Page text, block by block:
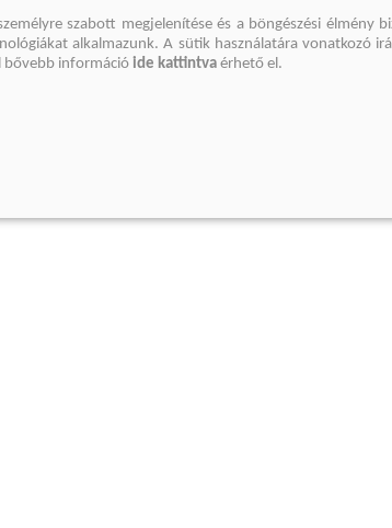
szabott megjelenítése és a böngészési élmény
alkalmazunk. A sütik használatára vonatkozó
bővebb információide kattintva érhető el.